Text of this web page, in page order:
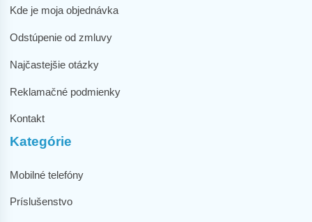
Kde je moja objednávka
Odstúpenie od zmluvy
Najčastejšie otázky
Reklamačné podmienky
Kontakt
Kategórie
Mobilné telefóny
Príslušenstvo